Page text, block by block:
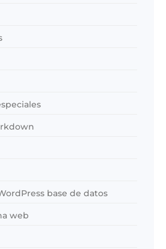
base de datos
web